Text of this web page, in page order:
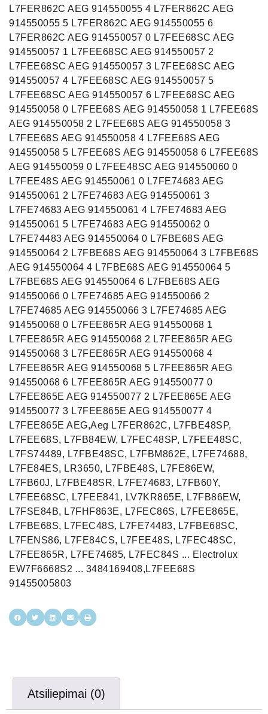
L7FER862C AEG 914550055 4 L7FER862C AEG
914550055 5 L7FER862C AEG 914550055 6
L7FER862C AEG 914550057 0 L7FEE68SC AEG
914550057 1 L7FEE68SC AEG 914550057 2
L7FEE68SC AEG 914550057 3 L7FEE68SC AEG
914550057 4 L7FEE68SC AEG 914550057 5
L7FEE68SC AEG 914550057 6 L7FEE68SC AEG
914550058 0 L7FEE68S AEG 914550058 1 L7FEE68S
AEG 914550058 2 L7FEE68S AEG 914550058 3
L7FEE68S AEG 914550058 4 L7FEE68S AEG
914550058 5 L7FEE68S AEG 914550058 6 L7FEE68S
AEG 914550059 0 L7FEE48SC AEG 914550060 0
L7FEE48S AEG 914550061 0 L7FE74683 AEG
914550061 2 L7FE74683 AEG 914550061 3
L7FE74683 AEG 914550061 4 L7FE74683 AEG
914550061 5 L7FE74683 AEG 914550062 0
L7FE74483 AEG 914550064 0 L7FBE68S AEG
914550064 2 L7FBE68S AEG 914550064 3 L7FBE68S
AEG 914550064 4 L7FBE68S AEG 914550064 5
L7FBE68S AEG 914550064 6 L7FBE68S AEG
914550066 0 L7FE74685 AEG 914550066 2
L7FE74685 AEG 914550066 3 L7FE74685 AEG
914550068 0 L7FEE865R AEG 914550068 1
L7FEE865R AEG 914550068 2 L7FEE865R AEG
914550068 3 L7FEE865R AEG 914550068 4
L7FEE865R AEG 914550068 5 L7FEE865R AEG
914550068 6 L7FEE865R AEG 914550077 0
L7FEE865E AEG 914550077 2 L7FEE865E AEG
914550077 3 L7FEE865E AEG 914550077 4
L7FEE865E AEG,Aeg L7FER862C, L7FBE48SP,
L7FEE68S, L7FB84EW, L7FEC48SP, L7FEE48SC,
L7FS74489, L7FBE48SC, L7FBM862E, L7FE74688,
L7FE84ES, LR3650, L7FBE48S, L7FE86EW,
L7FB60J, L7FBE48SR, L7FE74683, L7FB60Y,
L7FEE68SC, L7FEE841, LV7KR865E, L7FB86EW,
L7FSE84B, L7FHF863E, L7FEC86S, L7FEE865E,
L7FBE68S, L7FEC48S, L7FE74483, L7FBE68SC,
L7FENS86, L7FE84CS, L7FEE48S, L7FEC48SC,
L7FEE865R, L7FE74685, L7FEC84S ... Electrolux
EW7F6668S2 ... 3484169408,L7FEE68S
91455005803
Atsiliepimai (0)